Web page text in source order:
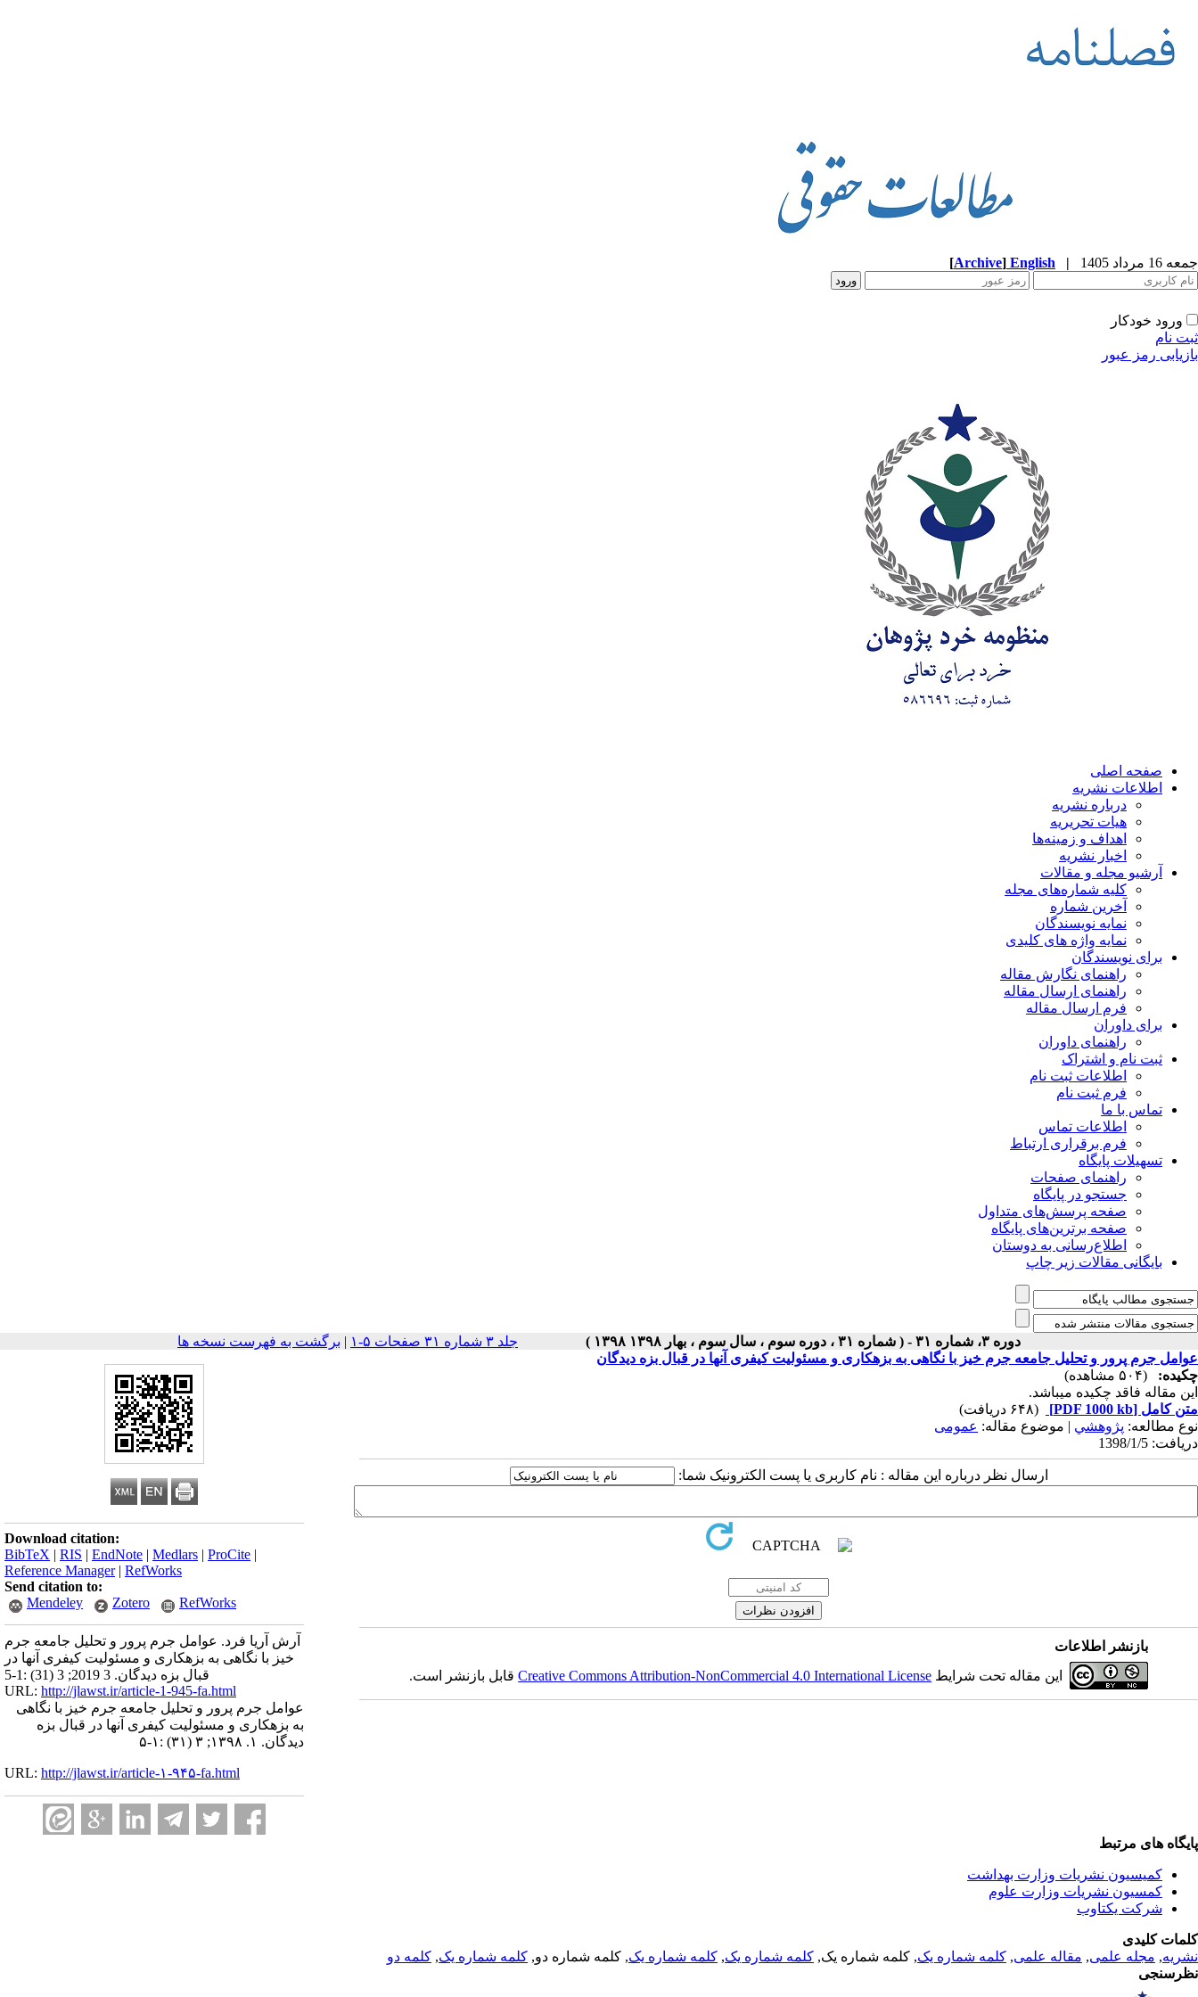
جمعه 16 مرداد 1405 |
English
[Archive]
ورود خودکار
ثبت نام
بازیابی رمز عبور
صفحه اصلی
اطلاعات نشریه
درباره نشریه
هیات تحریریه
اهداف و زمینه‌ها
اخبار نشریه
آرشیو مجله و مقالات
کلیه شماره‌های مجله
آخرین شماره
نمایه نویسندگان
نمایه واژه های کلیدی
برای نویسندگان
راهنمای نگارش مقاله
راهنمای ارسال مقاله
فرم ارسال مقاله
برای داوران
راهنمای داوران
ثبت نام و اشتراک
اطلاعات ثبت نام
فرم ثبت نام
تماس با ما
اطلاعات تماس
فرم برقراری ارتباط
تسهیلات پایگاه
راهنمای صفحات
جستجو در پایگاه
صفحه پرسش‌های متداول
صفحه برترین‌های پایگاه
اطلاع‌رسانی به دوستان
بایگانی مقالات زیر چاپ
دوره ۳، شماره ۳۱ - ( شماره ۳۱ ، دوره سوم ، سال سوم ، بهار ۱۳۹۸ ۱۳۹۸ ) جلد ۳ شماره ۳۱ صفحات ۵-۱ | برگشت به فهرست نسخه ها
Download citation:
BibTeX | RIS | EndNote | Medlars | ProCite |
Reference Manager| RefWorks
Send citation to:
Mendeley
Zotero RefWorks
آرش آریا فرد. عوامل جرم پرور و تحلیل جامعه جرم
خیز با نگاهی به بزهکاری و مسئولیت کیفری آنها در
قبال بزه دیدگان. 3 2019; 3 (31) :1-5
URL: http://jlawst.ir/article-1-945-fa.html
عوامل جرم پرور و تحلیل جامعه جرم خیز با نگاهی
به بزهکاری و مسئولیت کیفری آنها در قبال بزه
دیدگان. ۱. ۱۳۹۸; ۳ (۳۱) :۱-۵
URL: http://jlawst.ir/article-۱-۹۴۵-fa.html
عوامل جرم پرور و تحلیل جامعه جرم خیز با نگاهی به بزهکاری و مسئولیت کیفری آنها در قبال بزه دیدگان
چکیده:
(۵۰۴ مشاهده)
این مقاله فاقد چکیده می​باشد.
متن کامل [PDF 1000 kb]
(۶۴۸ دریافت)
نوع مطالعه: پژوهشي | موضوع مقاله: عمومى
دریافت: 1398/1/5
ارسال نظر درباره این مقاله : نام کاربری یا پست الکترونیک شما:
بازنشر اطلاعات
این مقاله تحت شرایط Creative Commons Attribution-NonCommercial 4.0 International Licenseقابل بازنشر است.
پایگاه های مرتبط
کمیسیون نشریات وزارت بهداشت
کمسیون نشریات وزارت علوم
شرکت یکتاوب
کلمات کلیدی
نشریه, مجله علمی, مقاله علمی, کلمه شماره یک, کلمه شماره یک, کلمه شماره یک, کلمه شماره یک, کلمه شماره دو, کلمه شماره یک, کلمه دو
نظرسنجی